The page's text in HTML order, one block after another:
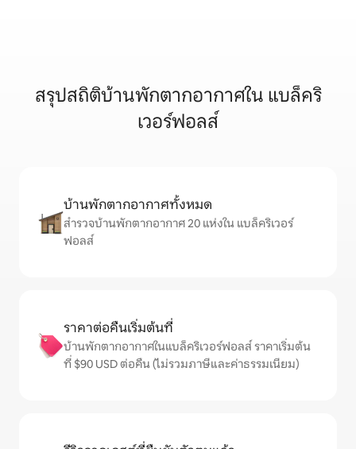
สรุปสถิติบ้านพักตากอากาศใน แบล็คริ
เวอร์ฟอลส์
บ้านพักตากอากาศทั้งหมด
สำรวจบ้านพักตากอากาศ 20 แห่งใน แบล็คริเวอร์
ฟอลส์
ราคาต่อคืนเริ่มต้นที่
บ้านพักตากอากาศในแบล็คริเวอร์ฟอลส์ ราคาเริ่มต้น
ที่ $90 USD ต่อคืน (ไม่รวมภาษีและค่าธรรมเนียม)